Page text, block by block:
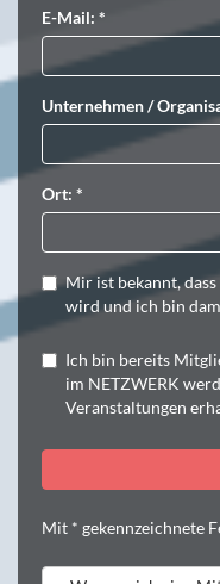
E-Mail: *
Unternehmen /
Ort: *
Mir ist bekannt,
wird und ich bin
Ich bin bereits
im NETZWERK
Veranstaltungen
Mit * gekennzeichnete